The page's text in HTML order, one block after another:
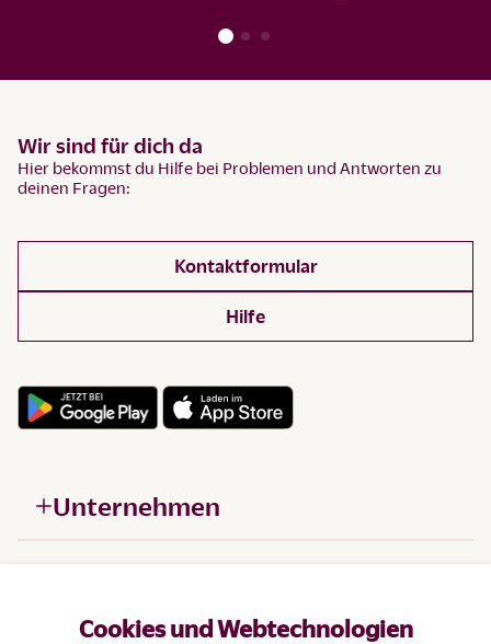
Cookies und Webtechnologien
Wir sind für dich da
Hier bekommst du Hilfe bei Problemen und Antworten zu
deinen Fragen:
Kontaktformular
Hilfe
Unternehmen